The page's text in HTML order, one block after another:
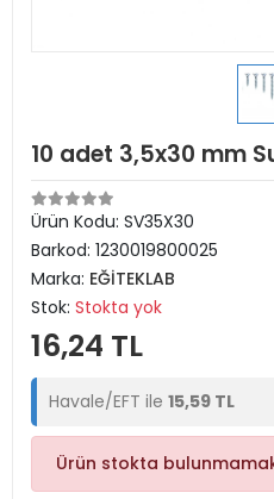
10 adet 3,5x30 mm
Ürün Kodu: SV35X30
Barkod: 1230019800025
Marka: EĞİTEKLAB
Stok: Stokta yok
16,24 TL
Havale/EFT ile 15,59 TL
Ürün stokta